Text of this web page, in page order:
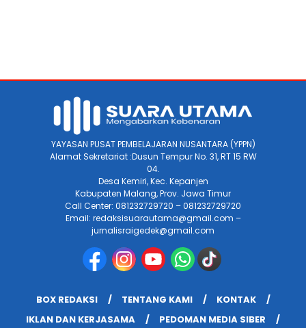
YAYASAN PUSAT PEMBELAJARAN NUSANTARA (YPPN)
Alamat Sekretariat :Dusun Tempur No. 31, RT 15 RW
04.
Desa Kemiri, Kec. Kepanjen
Kabupaten Malang, Prov. Jawa Timur
Call Center: 081232729720 – 081232729720
Email: redaksisuarautama@gmail.com –
jurnalisraigedek@gmail.com
BOX REDAKSI TENTANG KAMI
KONTAK
IKLAN DAN KERJASAMA
PEDOMAN MEDIA SIBER